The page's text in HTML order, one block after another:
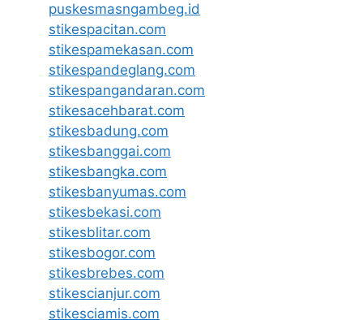
puskesmasngambeg.id
stikespacitan.com
stikespamekasan.com
stikespandeglang.com
stikespangandaran.com
stikesacehbarat.com
stikesbadung.com
stikesbanggai.com
stikesbangka.com
stikesbanyumas.com
stikesbekasi.com
stikesblitar.com
stikesbogor.com
stikesbrebes.com
stikescianjur.com
stikesciamis.com